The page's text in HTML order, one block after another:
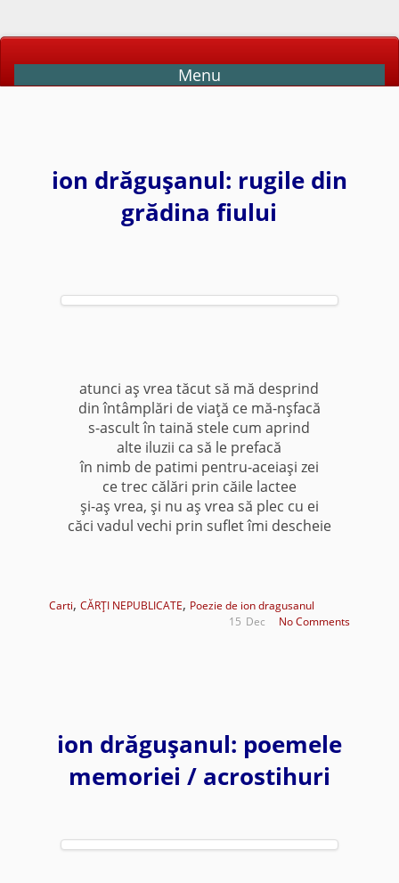
Menu
ion drăguşanul: rugile din
grădina fiului
atunci aş vrea tăcut să mă desprind
din întâmplări de viaţă ce mă-nşfacă
s-ascult în taină stele cum aprind
alte iluzii ca să le prefacă
în nimb de patimi pentru-aceiaşi zei
ce trec călări prin căile lactee
şi-aş vrea, şi nu aş vrea să plec cu ei
căci vadul vechi prin suflet îmi descheie
Carti, CĂRŢI NEPUBLICATE, Poezie de ion dragusanul
No Comments
Dec
15
ion drăguşanul: poemele
memoriei / acrostihuri